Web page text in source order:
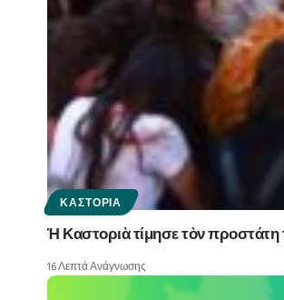
ΚΑΣΤΟΡΙΆ
Ἡ Καστοριὰ τίμησε τὸν
16 Λεπτά Ανάγνωσης